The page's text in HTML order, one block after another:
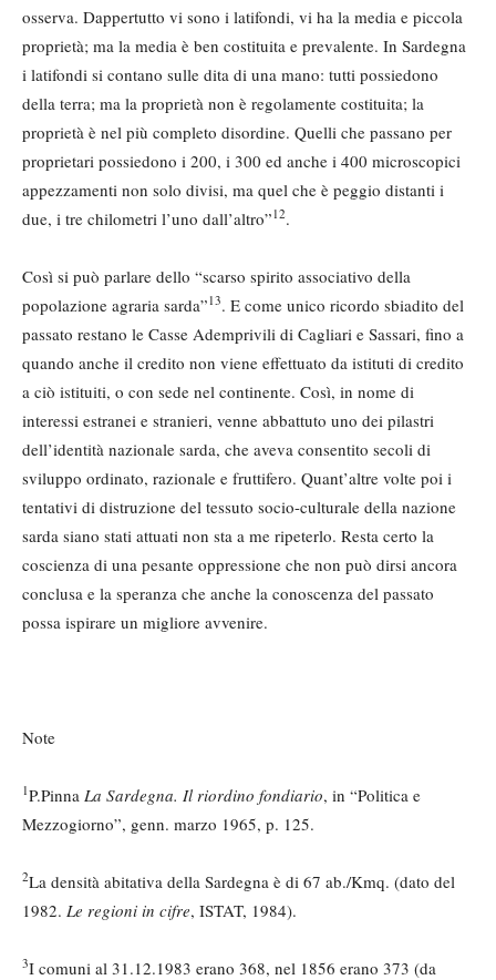
osserva. Dappertutto vi sono i latifondi, vi ha la media e piccola
proprietà; ma la media è ben costituita e prevalente. In Sardegna
i latifondi si contano sulle dita di una mano: tutti possiedono
della terra; ma la proprietà non è regolamente costituita; la
proprietà è nel più completo disordine. Quelli che passano per
proprietari possiedono i 200, i 300 ed anche i 400 microscopici
appezzamenti non solo divisi, ma quel che è peggio distanti i
due, i tre chilometri l’uno dall’altro”12.
Così si può parlare dello “scarso spirito associativo della
popolazione agraria sarda”13. E come unico ricordo sbiadito del
passato restano le Casse Ademprivili di Cagliari e Sassari, fino a
quando anche il credito non viene effettuato da istituti di credito
a ciò istituiti, o con sede nel continente. Così, in nome di
interessi estranei e stranieri, venne abbattuto uno dei pilastri
dell’identità nazionale sarda, che aveva consentito secoli di
sviluppo ordinato, razionale e fruttifero. Quant’altre volte poi i
tentativi di distruzione del tessuto socio-culturale della nazione
sarda siano stati attuati non sta a me ripeterlo. Resta certo la
coscienza di una pesante oppressione che non può dirsi ancora
conclusa e la speranza che anche la conoscenza del passato
possa ispirare un migliore avvenire.
Note
1P.Pinna La Sardegna. Il riordino fondiario, in “Politica e
Mezzogiorno”, genn. marzo 1965, p. 125.
2La densità abitativa della Sardegna è di 67 ab./Kmq. (dato del
1982. Le regioni in cifre, ISTAT, 1984).
3I comuni al 31.12.1983 erano 368, nel 1856 erano 373 (da